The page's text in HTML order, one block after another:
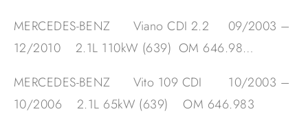
MERCEDES-BENZ Viano CDI 2.2 09/2003 –
12/2010 2.1L 110kW (639) OM 646.98…
MERCEDES-BENZ Vito 109 CDI 10/2003 –
10/2006 2.1L 65kW (639) OM 646.983